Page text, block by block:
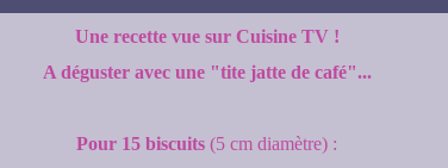
Une recette vue sur Cuisine TV !
A déguster avec une "tite jatte de café"...
Pour 15 biscuits (5 cm diamètre) :